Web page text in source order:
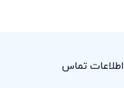
اطلاعات تماس